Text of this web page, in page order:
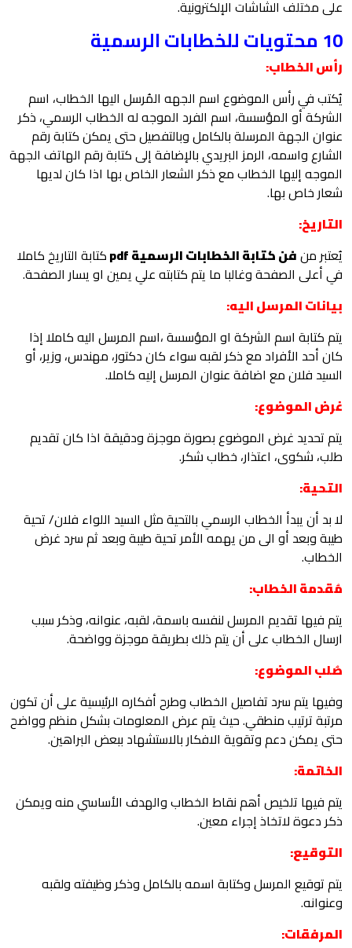
على مختلف الشاشات الإلكترونية.
10 محتويات للخطابات الرسمية
رأس الخطاب:
يُكتب في رأس الموضوع اسم الجهه المُرسل اليها الخطاب، اسم
الشركة أو المؤسسة، اسم الفرد الموجه له الخطاب الرسمي، ذكر
عنوان الجهة المرسلة بالكامل وبالتفصيل حتى يمكن كتابة رقم
الشارع واسمه، الرمز البريدي بالإضافة إلى كتابة رقم الهاتف الجهة
الموجه إليها الخطاب مع ذكر الشعار الخاص بها اذا كان لديها
شعار خاص بها.
التاريخ:
يُعتبر منفن كتابة الخطابات الرسمية pdf
كتابة التاريخ كاملا
في أعلى الصفحة وغالبا ما يتم كتابته علي يمين او يسار الصفحة.
بيانات المرسل اليه:
يتم كتابة اسم الشركة او المؤسسة ،اسم المرسل اليه كاملا إذا
كان أحد الأفراد مع ذكر لقبه سواء كان دكتور، مهندس، وزير، أو
السيد فلان مع اضافة عنوان المرسل إليه كاملا.
غرض الموضوع:
يتم تحديد غرض الموضوع بصورة موجزة ودقيقة اذا كان تقديم
طلب، شكوى، اعتذار، خطاب شكر.
التحية:
لا بد أن يبدأ الخطاب الرسمي بالتحية مثل السيد اللواء فلان/ تحية
طيبة وبعد أو الى من يهمه الأمر تحية طيبة وبعد ثم سرد غرض
الخطاب.
مُقدمة الخطاب:
يتم فيها تقديم المرسل لنفسه باسمة، لقبه، عنوانه، وذكر سبب
ارسال الخطاب على أن يتم ذلك بطريقة موجزة وواضحة.
صُلب الموضوع:
وفيها يتم سرد تفاصيل الخطاب وطرح أفكاره الرئيسية على أن تكون
مرتبة ترتيب منطقي. حيث يتم عرض المعلومات بشكل منظم وواضح
حتى يمكن دعم وتقوية الافكار بالاستشهاد ببعض البراهين.
الخاتمة:
يتم فيها تلخيص أهم نقاط الخطاب والهدف الأساسي منه ويمكن
ذكر دعوة لاتخاذ إجراء معين.
التوقيع:
يتم توقيع المرسل وكتابة اسمه بالكامل وذكر وظيفته ولقبه
وعنوانه.
المرفقات: